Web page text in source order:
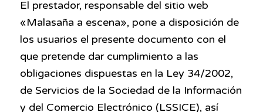
El prestador, responsable del sitio web
«Malasaña a escena», pone a disposición de
los usuarios el presente documento con el
que pretende dar cumplimiento a las
obligaciones dispuestas en la Ley 34/2002,
de Servicios de la Sociedad de la Información
y del Comercio Electrónico (LSSICE), así